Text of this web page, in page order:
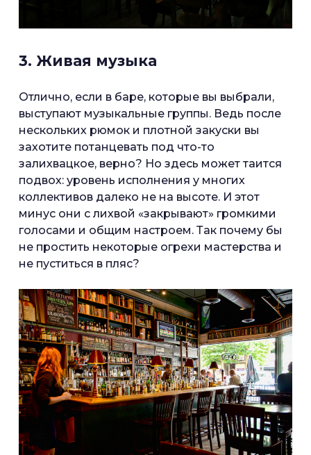
3. Живая музыка
Отлично, если в баре, которые вы выбрали,
выступают музыкальные группы. Ведь после
нескольких рюмок и плотной закуски вы
захотите потанцевать под что-то
залихвацкое, верно? Но здесь может таится
подвох: уровень исполнения у многих
коллективов далеко не на высоте. И этот
минус они с лихвой «закрывают» громкими
голосами и общим настроем. Так почему бы
не простить некоторые огрехи мастерства и
не пуститься в пляс?